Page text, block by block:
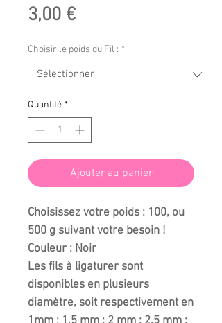
3,00 €Prix
Choisir le poids du Fil : *
Quantité *
Ajouter au panier
Choisissez votre poids : 100, ou
500 g suivant votre besoin !
Couleur : Noir
Les fils à ligaturer sont
disponibles en plusieurs
diamètre, soit respectivement en